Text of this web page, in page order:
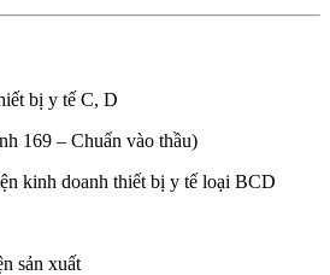
bị y tế C, D
169 – Chuẩn vào thầu)
kinh doanh thiết bị y tế loại BCD
sản xuất